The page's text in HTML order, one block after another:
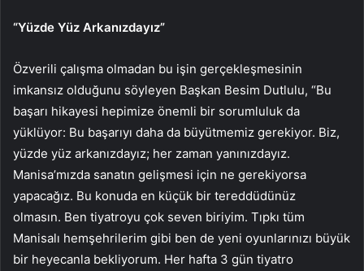
“Yüzde Yüz Arkanızdayız”
Özverili çalışma olmadan bu işin gerçekleşmesinin
imkansız olduğunu söyleyen Başkan Besim Dutlulu, “Bu
başarı hikayesi hepimize önemli bir sorumluluk da
yüklüyor: Bu başarıyı daha da büyütmemiz gerekiyor. Biz,
yüzde yüz arkanızdayız; her zaman yanınızdayız.
Manisa’mızda sanatın gelişmesi için ne gerekiyorsa
yapacağız. Bu konuda en küçük bir tereddüdünüz
olmasın. Ben tiyatroyu çok seven biriyim. Tıpkı tüm
Manisalı hemşehrilerim gibi ben de yeni oyunlarınızı büyük
bir heyecanla bekliyorum. Her hafta 3 gün tiyatro